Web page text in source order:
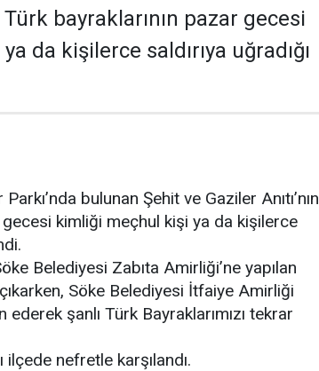
Türk bayraklarının pazar gecesi
da kişilerce saldırıya uğradığı
bulunan Şehit ve Gaziler Anıtı’nın
gecesi kimliği meçhul kişi ya da kişilerce
Belediyesi Zabıta Amirliği’ne yapılan
Söke Belediyesi İtfaiye Amirliği
şanlı Türk Bayraklarımızı tekrar
ilçede nefretle karşılandı.